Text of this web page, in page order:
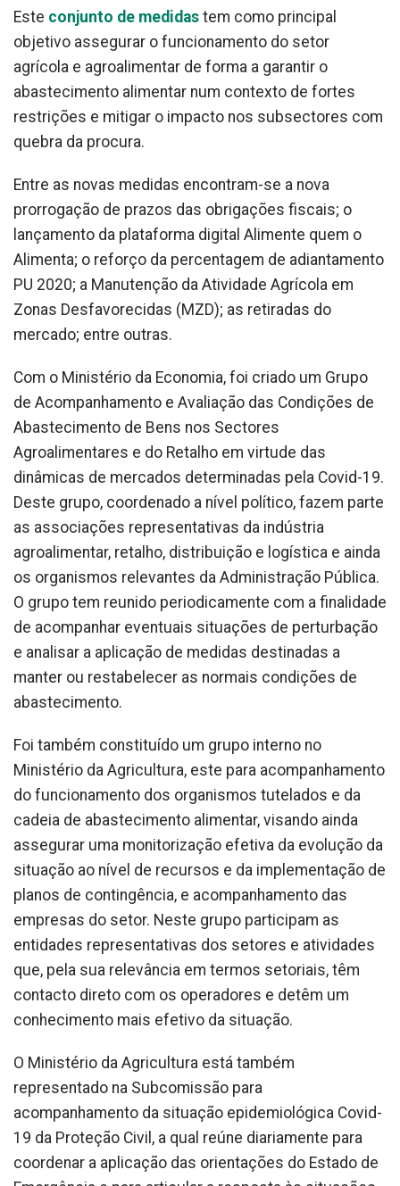
Este conjunto de medidas tem como principal
objetivo assegurar o funcionamento do setor
agrícola e agroalimentar de forma a garantir o
abastecimento alimentar num contexto de fortes
restrições e mitigar o impacto nos subsectores com
quebra da procura.
Entre as novas medidas encontram-se a nova
prorrogação de prazos das obrigações fiscais; o
lançamento da plataforma digital Alimente quem o
Alimenta; o reforço da percentagem de adiantamento
PU 2020; a Manutenção da Atividade Agrícola em
Zonas Desfavorecidas (MZD); as retiradas do
mercado; entre outras.
Com o Ministério da Economia, foi criado um Grupo
de Acompanhamento e Avaliação das Condições de
Abastecimento de Bens nos Sectores
Agroalimentares e do Retalho em virtude das
dinâmicas de mercados determinadas pela Covid-19.
Deste grupo, coordenado a nível político, fazem parte
as associações representativas da indústria
agroalimentar, retalho, distribuição e logística e ainda
os organismos relevantes da Administração Pública.
O grupo tem reunido periodicamente com a finalidade
de acompanhar eventuais situações de perturbação
e analisar a aplicação de medidas destinadas a
manter ou restabelecer as normais condições de
abastecimento.
Foi também constituído um grupo interno no
Ministério da Agricultura, este para acompanhamento
do funcionamento dos organismos tutelados e da
cadeia de abastecimento alimentar, visando ainda
assegurar uma monitorização efetiva da evolução da
situação ao nível de recursos e da implementação de
planos de contingência, e acompanhamento das
empresas do setor. Neste grupo participam as
entidades representativas dos setores e atividades
que, pela sua relevância em termos setoriais, têm
contacto direto com os operadores e detêm um
conhecimento mais efetivo da situação.
O Ministério da Agricultura está também
representado na Subcomissão para
acompanhamento da situação epidemiológica Covid-
19 da Proteção Civil, a qual reúne diariamente para
coordenar a aplicação das orientações do Estado de